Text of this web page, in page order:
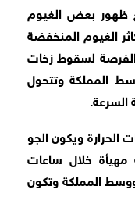
ظهور بعض الغيوم
الغيوم المنخفضة
الفرصة لسقوط زخات
المملكة وتتحول
السرعة.
الحرارة ويكون الجو
مهيأة خلال ساعات
المملكة وتكون